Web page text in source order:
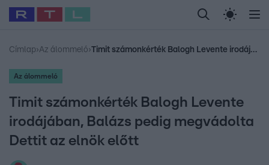
Legfrissebb RTL Híradó Randi Celeb vagyok,
Babits Marcella Most Wanted Gallusz
Címlap›Az álommeló› Timit számonkérték Balogh Levente irodájában, Balázs pedig megvádolta Dettit az elnök előtt
Az álommeló
Timit számonkérték Balogh Levente
irodájában, Balázs pedig megvádolta
Dettit az elnök előtt